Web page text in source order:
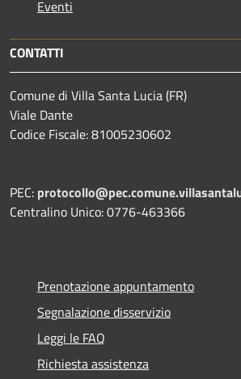
Eventi
CONTATTI
Comune di Villa Santa Lucia (FR)
Viale Dante
Codice Fiscale: 81005230602
PEC:
Centralino Unico: 0776-463366
Prenotazione appuntamento
Segnalazione disservizio
Leggi le FAQ
Richiesta assistenza